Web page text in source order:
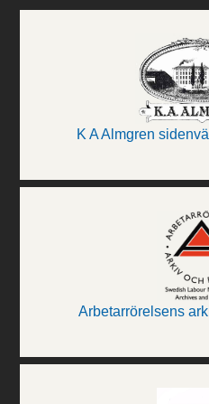
K A Almgren
Arbetarrörelsens